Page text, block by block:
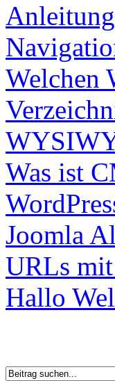
Welchen
Was ist
Joomla
URLs
Hallo